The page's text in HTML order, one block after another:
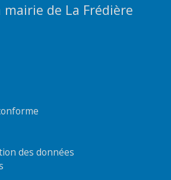
mairie de La Frédière
des données